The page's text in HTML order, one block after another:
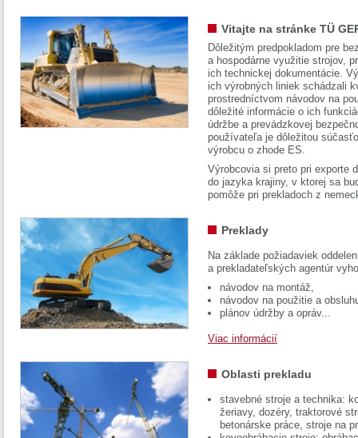
Vitajte na stránke TÜ
Dôležitým predpokladom pre
a hospodárne využitie strojov,
ich technickej dokumentácie.
ich výrobných liniek schádzali
prostredníctvom návodov na
dôležité informácie o ich
údržbe a prevádzkovej
používateľa je dôležitou
výrobcu o zhode ES.
Výrobcovia si preto pri exporte
do jazyka krajiny, v ktorej sa
pomôže pri prekladoch z
Preklady
Na základe požiadaviek
a prekladateľských agentúr
návodov na montáž,
návodov na použitie a
plánov údržby a opráv...
Viac informácií
Oblasti prekladu
stavebné stroje a technika:
žeriavy, dozéry, traktorové
betonárske práce, stroje na